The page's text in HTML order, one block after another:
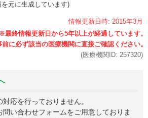
元に生成しています)
情報更新日時: 2015年3月
(医療機関ID: 257320)
応を行っておりません。
い合わせフォームをご用意しておりま